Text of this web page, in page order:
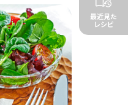
最近見た
レシピ